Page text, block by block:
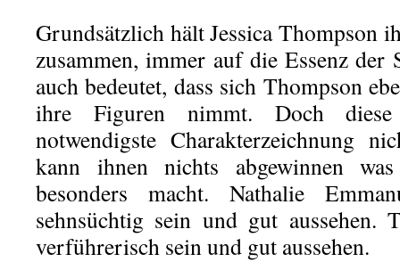
Grundsätzlich hält Jessica Thompson
zusammen, immer auf die Essenz der
auch bedeutet, dass sich Thompson
ihre Figuren nimmt. Doch
notwendigste Charakterzeichnung
kann ihnen nichts abgewinnen
besonders macht. Nathalie
sehnsüchtig sein und gut aussehen.
verführerisch sein und gut aussehen.